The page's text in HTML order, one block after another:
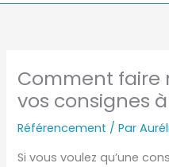
Comment faire
vos consignes
Référencement / Par
Si vous voulez qu’une